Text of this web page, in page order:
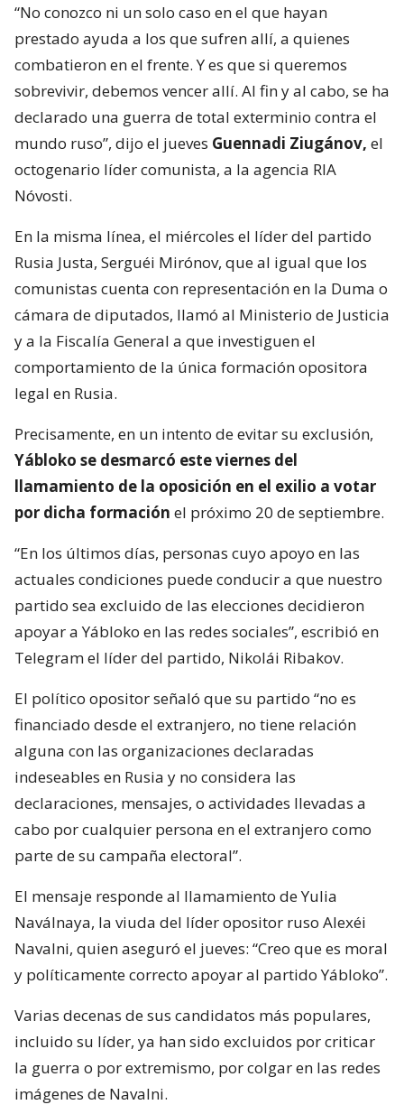
“No conozco ni un solo caso en el que hayan
prestado ayuda a los que sufren allí, a quienes
combatieron en el frente. Y es que si queremos
sobrevivir, debemos vencer allí. Al fin y al cabo, se ha
declarado una guerra de total exterminio contra el
mundo ruso”, dijo el jueves Guennadi Ziugánov, el
octogenario líder comunista, a la agencia RIA
Nóvosti.
En la misma línea, el miércoles el líder del partido
Rusia Justa, Serguéi Mirónov, que al igual que los
comunistas cuenta con representación en la Duma o
cámara de diputados, llamó al Ministerio de Justicia
y a la Fiscalía General a que investiguen el
comportamiento de la única formación opositora
legal en Rusia.
Precisamente, en un intento de evitar su exclusión,
Yábloko se desmarcó este viernes del
llamamiento de la oposición en el exilio a votar
por dicha formación el próximo 20 de septiembre.
“En los últimos días, personas cuyo apoyo en las
actuales condiciones puede conducir a que nuestro
partido sea excluido de las elecciones decidieron
apoyar a Yábloko en las redes sociales”, escribió en
Telegram el líder del partido, Nikolái Ribakov.
El político opositor señaló que su partido “no es
financiado desde el extranjero, no tiene relación
alguna con las organizaciones declaradas
indeseables en Rusia y no considera las
declaraciones, mensajes, o actividades llevadas a
cabo por cualquier persona en el extranjero como
parte de su campaña electoral”.
El mensaje responde al llamamiento de Yulia
Naválnaya, la viuda del líder opositor ruso Alexéi
Navalni, quien aseguró el jueves: “Creo que es moral
y políticamente correcto apoyar al partido Yábloko”.
Varias decenas de sus candidatos más populares,
incluido su líder, ya han sido excluidos por criticar
la guerra o por extremismo, por colgar en las redes
imágenes de Navalni.